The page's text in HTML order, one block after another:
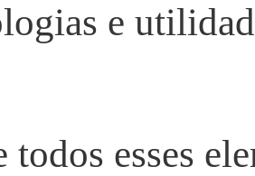
e
todos esses